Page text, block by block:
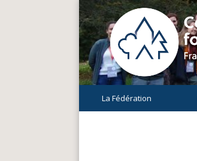
La Fédération